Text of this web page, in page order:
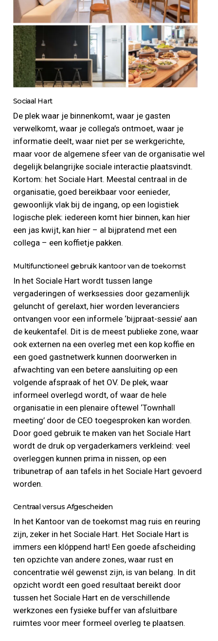
Sociaal Hart
De plek waar je binnenkomt, waar je gasten
verwelkomt, waar je collega’s ontmoet, waar je
informatie deelt, waar niet per se werkgerichte,
maar voor de algemene sfeer van de organisatie wel
degelijk belangrijke sociale interactie plaatsvindt.
Kortom: het Sociale Hart. Meestal centraal in de
organisatie, goed bereikbaar voor eenieder,
gewoonlijk vlak bij de ingang, op een logistiek
logische plek: iedereen komt hier binnen, kan hier
een jas kwijt, kan hier – al bijpratend met een
collega – een koffietje pakken.
Multifunctioneel gebruik kantoor van de toekomst
In het Sociale Hart wordt tussen lange
vergaderingen of werksessies door gezamenlijk
geluncht of gerelaxt, hier worden leveranciers
ontvangen voor een informele ‘bijpraat-sessie’ aan
de keukentafel. Dit is de meest publieke zone, waar
ook externen na een overleg met een kop koffie en
een goed gastnetwerk kunnen doorwerken in
afwachting van een betere aansluiting op een
volgende afspraak of het OV. De plek, waar
informeel overlegd wordt, of waar de hele
organisatie in een plenaire oftewel ‘Townhall
meeting’ door de CEO toegesproken kan worden.
Door goed gebruik te maken van het Sociale Hart
wordt de druk op vergaderkamers verkleind: veel
overleggen kunnen prima in nissen, op een
tribunetrap of aan tafels in het Sociale Hart gevoerd
worden.
Centraal versus Afgescheiden
In het Kantoor van de toekomst mag ruis en reuring
zijn, zeker in het Sociale Hart. Het Sociale Hart is
immers een klóppend hart! Een goede afscheiding
ten opzichte van andere zones, waar rust en
concentratie wél gewenst zijn, is van belang. In dit
opzicht wordt een goed resultaat bereikt door
tussen het Sociale Hart en de verschillende
werkzones een fysieke buffer van afsluitbare
ruimtes voor meer formeel overleg te plaatsen.